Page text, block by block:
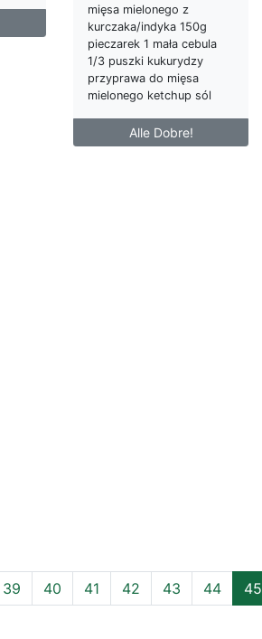
mięsa mielonego z
kurczaka/indyka 150g
pieczarek 1 mała cebula
1/3 puszki kukurydzy
przyprawa do mięsa
mielonego ketchup sól
Alle Dobre!
39 40 41 42 43 44 45